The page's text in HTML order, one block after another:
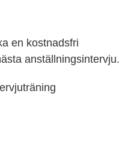
en kostnadsfri
anställningsintervju.